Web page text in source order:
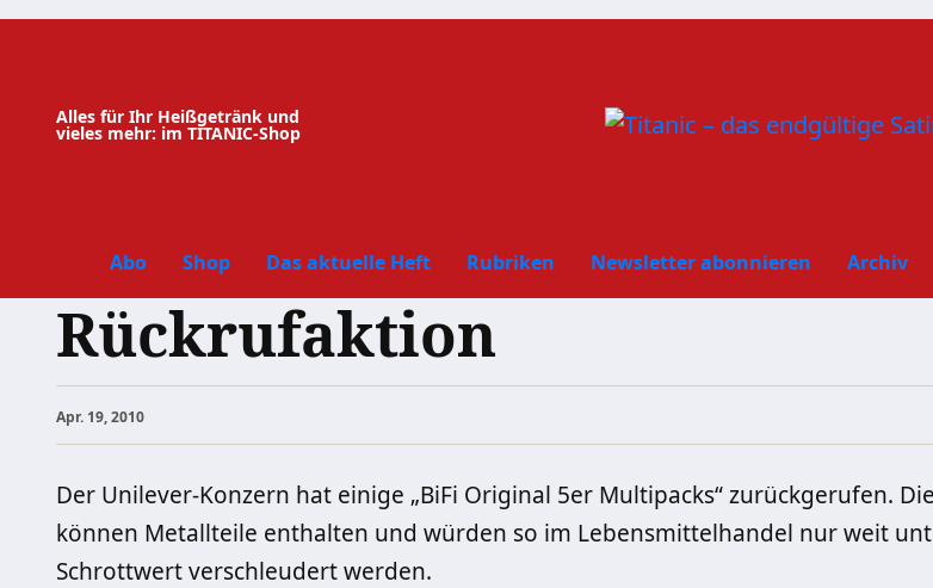
Zum
Alles für Ihr Heißgetränk und
vieles mehr: im TITANIC-Shop
Abo Shop Das aktuelle Heft Rubriken Newsletter abonnieren Archiv
Rückrufaktion
Apr. 19, 2010
Der Unilever-Konzern hat einige „BiFi Original 5er Multipacks“ zurückgerufen.
können Metallteile enthalten und würden so im Lebensmittelhandel nur weit
Schrottwert verschleudert werden.